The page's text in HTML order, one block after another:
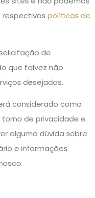
respectivas políticas de
de
que talvez não
desejados.
considerado como
de privacidade e
alguma dúvida sobre
e informações